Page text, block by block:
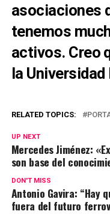
asociaciones
tenemos
activos. Creo
la
RELATED TOPICS:
UP NEXT
Mercedes Jiménez:
son base del
DON'T MISS
Antonio Gavira: “Hay
fuera del futuro